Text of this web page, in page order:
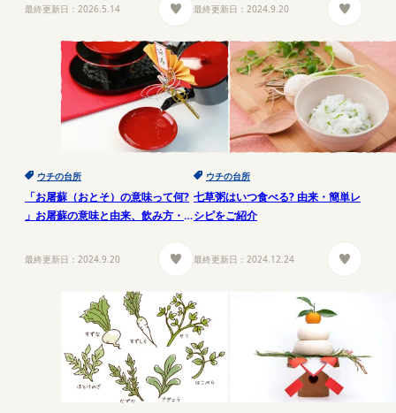
最終更新日： 2026.5.14 最終更新日： 2024.9.20
ウチの台所
「お屠蘇（おとそ）の意味って何?
」お屠蘇の意味と由来、飲み方・
最終更新日： 2024.9.20
ウチの台所
七草粥はいつ食べる? 由来・簡単レ
シピをご紹介
最終更新日： 2024.12.24